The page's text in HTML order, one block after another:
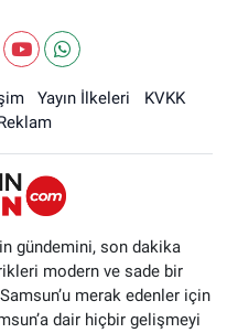
Yayın İlkeleri
KVKK
gündemini, son dakika
modern ve sade bir
merak edenler için
dair hiçbir gelişmeyi